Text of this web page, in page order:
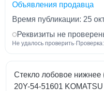
Объявления продавца
Время публикации: 25
Реквизиты не
Не удалось проверить·
Стекло лобовое нижнее
20Y-54-51601